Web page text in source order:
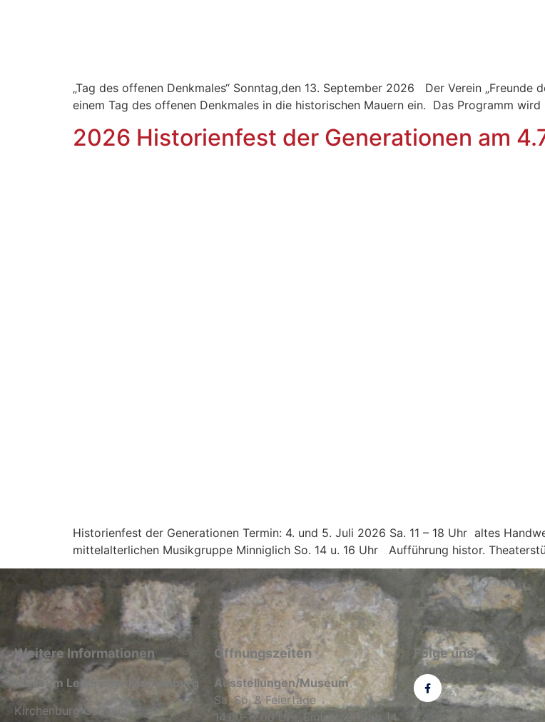
„Tag des offenen Denkmales“ Sonntag,den 13. September 2026 Der Verein
einem Tag des offenen Denkmales in die historischen Mauern ein.
2026 Historienfest der Generationen am
Historienfest der Generationen Termin: 4. und 5. Juli 2026 Sa. 11 – 18 Uhr altes
mittelalterlichen Musikgruppe Minniglich So. 14 u. 16 Uhr Aufführung histor.
Weitere Informationen
Museum Lebendige Kirchenburg
Kirchenburg Ostheim
Öffnungszeiten
Ausstellungen/Museum
Sa, So, & Feiertage
14.00-17.00 Uhr, Eintritt: 3 € ab 14
Folge uns!